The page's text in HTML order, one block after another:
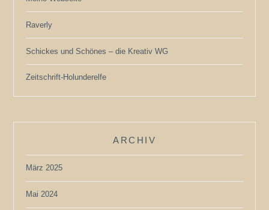
Raverly
Schickes und Schönes – die Kreativ WG
Zeitschrift-Holunderelfe
ARCHIV
März 2025
Mai 2024